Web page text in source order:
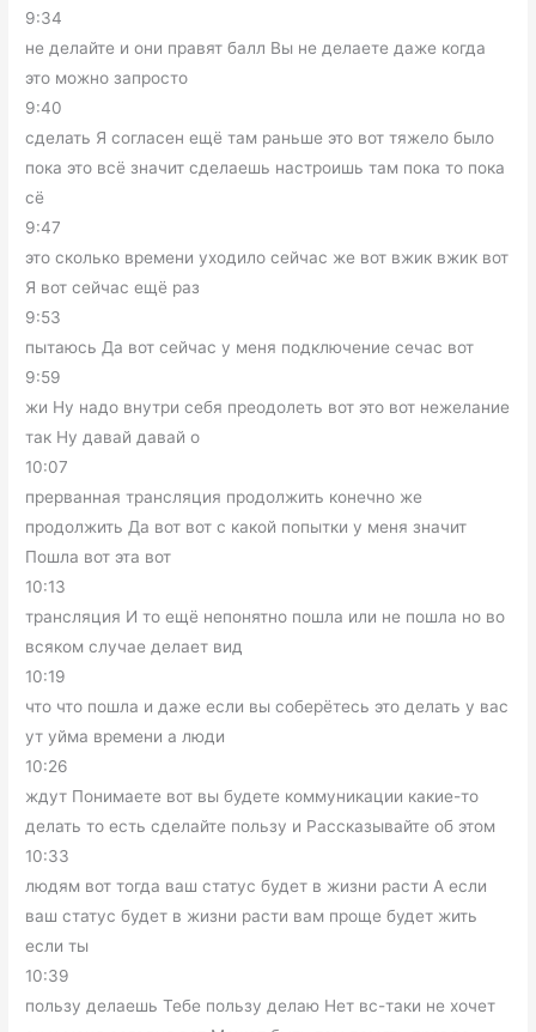
9:34
не делайте и они правят балл Вы не делаете даже когда
это можно запросто
9:40
сделать Я согласен ещё там раньше это вот тяжело было
пока это всё значит сделаешь настроишь там пока то пока
сё
9:47
это сколько времени уходило сейчас же вот вжик вжик вот
Я вот сейчас ещё раз
9:53
пытаюсь Да вот сейчас у меня подключение сечас вот
9:59
жи Ну надо внутри себя преодолеть вот это вот нежелание
так Ну давай давай о
10:07
прерванная трансляция продолжить конечно же
продолжить Да вот вот с какой попытки у меня значит
Пошла вот эта вот
10:13
трансляция И то ещё непонятно пошла или не пошла но во
всяком случае делает вид
10:19
что что пошла и даже если вы соберётесь это делать у вас
ут уйма времени а люди
10:26
ждут Понимаете вот вы будете коммуникации какие-то
делать то есть сделайте пользу и Рассказывайте об этом
10:33
людям вот тогда ваш статус будет в жизни расти А если
ваш статус будет в жизни расти вам проще будет жить
если ты
10:39
пользу делаешь Тебе пользу делаю Нет вс-таки не хочет